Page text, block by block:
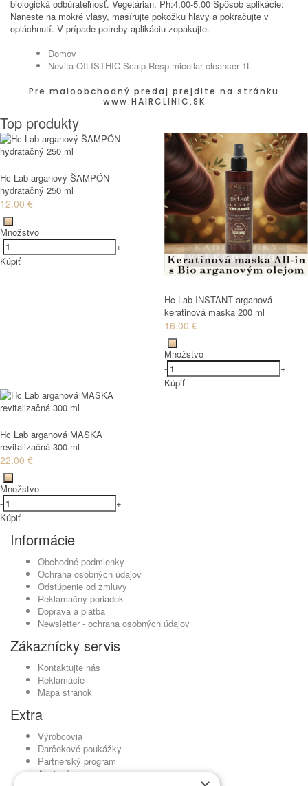
biologická odbúrateľnosť. Vegetárian. Ph:4,00-5,00 Spôsob aplikácie:
Naneste na mokré vlasy, masírujte pokožku hlavy a pokračujte v
opláchnutí. V prípade potreby aplikáciu zopakujte.
Domov
Nevita OILISTHIC Scalp Resp micellar cleanser 1L
Pre maloobchodný predaj prejdite na stránku
www.HAIRCLINIC.SK
Top produkty
Hc Lab arganový ŠAMPÓN
hydratačný 250 ml
12.00 €
Množstvo
-
+
Kúpiť
Hc Lab INSTANT arganová
keratinová maska 200 ml
16.00 €
Množstvo
-
+
Kúpiť
Hc Lab arganová MASKA
revitalizačná 300 ml
22.00 €
Množstvo
-
+
Kúpiť
Informácie
Obchodné podmienky
Ochrana osobných údajov
Odstúpenie od zmluvy
Reklamačný poriadok
Doprava a platba
Newsletter - ochrana osobných údajov
Zákaznícky servis
Kontaktujte nás
Reklamácie
Mapa stránok
Extra
Výrobcovia
Darčekové poukážky
Partnerský program
Akciový tovar